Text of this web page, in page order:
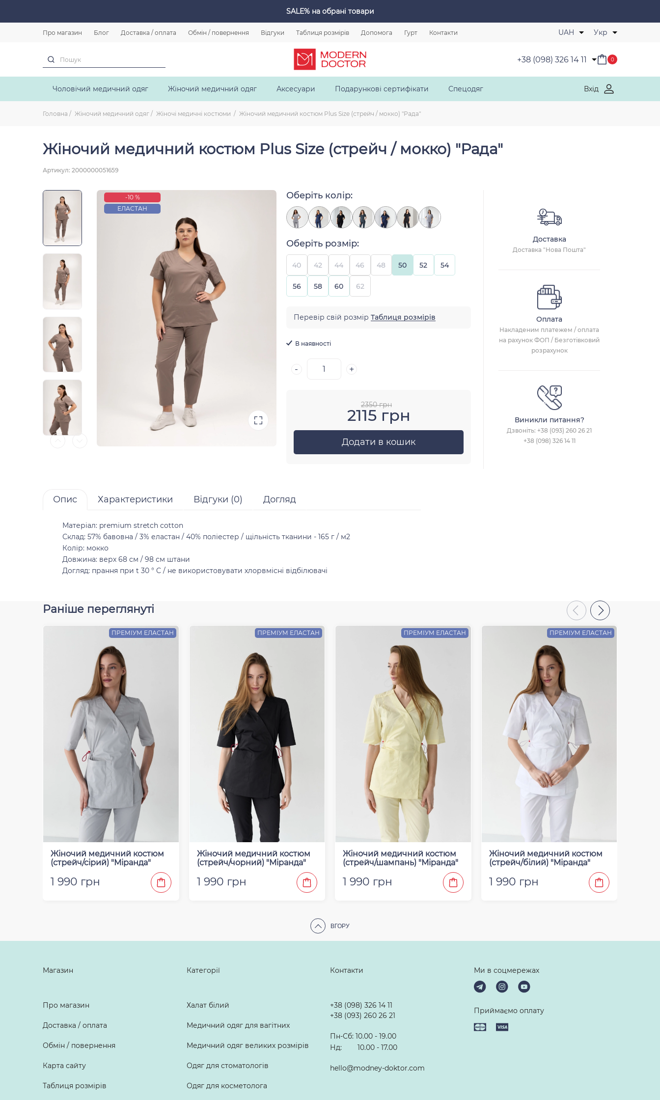
SALE% на обрані товари
Про магазин Блог Доставка / оплата Обмін / повернення Відгуки Таблиця розмірів Допомога Гурт Контакти UAH Укр
+38 (098) 326 14 11 0
Чоловічий медичний одяг Жіночий медичний одяг Аксесуари Подарункові сертифікати Спецодяг Вхід
Головна Жіночий медичний одяг Жіночі медичні костюми Жіночий медичний костюм Plus Size (стрейч / мокко) "Рада"
Жіночий медичний костюм Plus Size (стрейч / мокко) "Рада"
Артикул: 2000000051659
-10 %
ЕЛАСТАН
-10 %
ЕЛАСТАН
Оберіть колір:
Оберіть розмір:
40 42 44 46 48 50 52 54
56 58 60 62
Перевір свій розмір Таблиця розмірів
В наявності
- +
2350 грн
2115 грн
Додати в кошик
Доставка
Доставка "Нова Пошта"
Оплата
Накладеним платежем / оплата
на рахунок ФОП / Безготівковий
розрахунок
Виникли питання?
Дзвоніть: +38 (093) 260 26 21
+38 (098) 326 14 11
Опис Характеристики Відгуки (0) Догляд
Матеріал: premium stretch cotton
Склад: 57% бавовна / 3% еластан / 40% поліестер / щільність тканини - 165 г / м2
Колір: мокко
Довжина: верх 68 см / 98 см штани
Догляд: прання при t 30 ° C / не використовувати хлорвмісні відбілювачі
Раніше переглянуті
ПРЕМІУМ ЕЛАСТАН
Жіночий медичний костюм
(стрейч/сірий) "Міранда"
1 990 грн
ПРЕМІУМ ЕЛАСТАН
Жіночий медичний костюм
(стрейч/чорний) "Міранда"
1 990 грн
ПРЕМІУМ ЕЛАСТАН
Жіночий медичний костюм
(стрейч/шампань) "Міранда"
1 990 грн
ПРЕМІУМ ЕЛАСТАН
Жіночий медичний костюм
(стрейч/білий) "Міранда"
1 990 грн
ВГОРУ
Магазин
Про магазин
Доставка / оплата
Обмін / повернення
Карта сайту
Таблиця розмірів
Категорії
Халат білий
Медичний одяг для вагітних
Медичний одяг великих розмірів
Одяг для стоматологів
Одяг для косметолога
Контакти
+38 (098) 326 14 11
+38 (093) 260 26 21
Пн-Сб: 10.00 - 19.00
Нд: 10.00 - 17.00
hello@modney-doktor.com
Ми в соцмережах
Приймаємо оплату
Обрані товари